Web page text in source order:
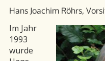
Hans Joachim Röhrs,
Im Jahr
1993
wurde